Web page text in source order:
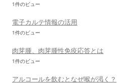
1件のビュー
電子カルテ情報の活用
1件のビュー
肉芽腫、肉芽腫性免疫応答とは
1件のビュー
アルコールを飲むとなぜ喉が渇く？